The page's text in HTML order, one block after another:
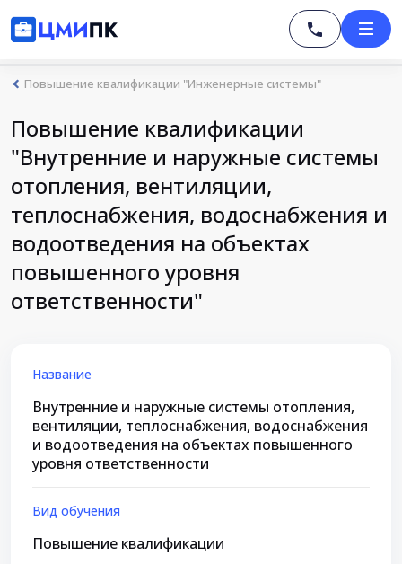
Повышение квалификации "Инженерные системы"
Повышение квалификации
"Внутренние и наружные системы
отопления, вентиляции,
теплоснабжения, водоснабжения и
водоотведения на объектах
повышенного уровня
ответственности"
Название
Внутренние и наружные системы отопления,
вентиляции, теплоснабжения, водоснабжения
и водоотведения на объектах повышенного
уровня ответственности
Вид обучения
Повышение квалификации